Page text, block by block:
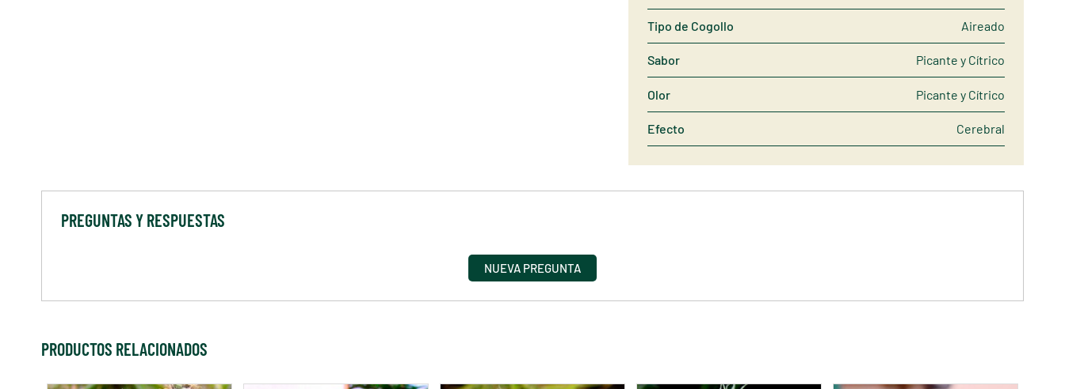
Tipo de Cogollo Aireado
Sabor Picante y Cítrico
Olor Picante y Cítrico
Efecto Cerebral
PREGUNTAS Y RESPUESTAS
NUEVA PREGUNTA
PRODUCTOS RELACIONADOS